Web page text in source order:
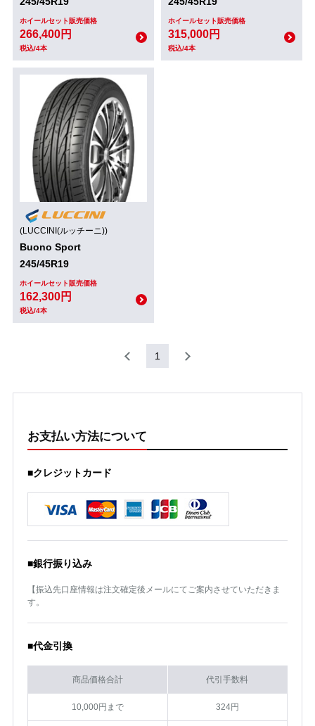
ホイールセット販売価格
266,400円
税込/4本
ホイールセット販売価格
315,000円
税込/4本
(LUCCINI(ルッチーニ))
Buono Sport
245/45R19
ホイールセット販売価格
162,300円
税込/4本
1
お支払い方法について
■クレジットカード
■銀行振り込み
【振込先口座情報は注文確定後メールにてご案内させていただきま
す。
■代金引換
商品価格合計 代引手数料
10,000円まで 324円